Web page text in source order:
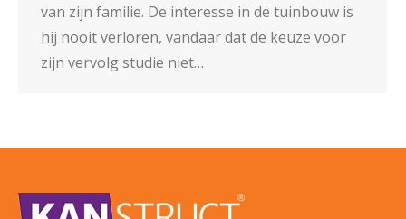
van zijn familie. De interesse in de tuinbouw is
hij nooit verloren, vandaar dat de keuze voor
zijn vervolg studie niet…